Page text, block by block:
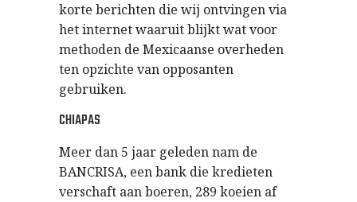
korte berichten die wij ontvingen via
het internet waaruit blijkt wat voor
methoden de Mexicaanse overheden
ten opzichte van opposanten
gebruiken.
CHIAPAS
Meer dan 5 jaar geleden nam de
BANCRISA, een bank die kredieten
verschaft aan boeren, 289 koeien af